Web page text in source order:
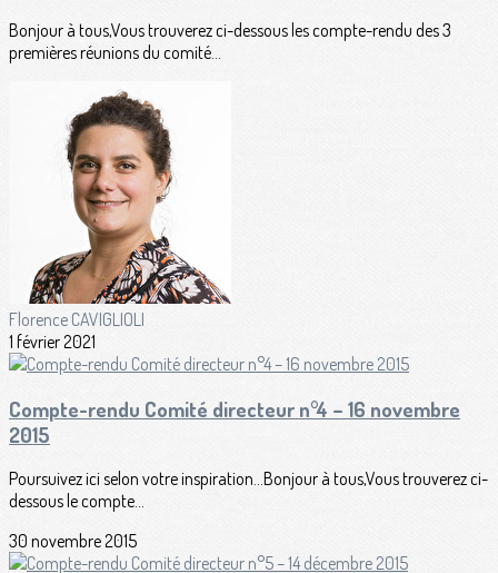
Bonjour à tous,Vous trouverez ci-dessous les compte-rendu des 3
premières réunions du comité...
Florence CAVIGLIOLI
1 février 2021
Compte-rendu Comité directeur n°4 – 16 novembre
2015
Poursuivez ici selon votre inspiration...Bonjour à tous,Vous trouverez ci-
dessous le compte...
30 novembre 2015